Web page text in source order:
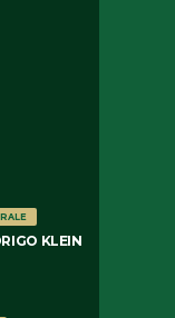
KLEIN